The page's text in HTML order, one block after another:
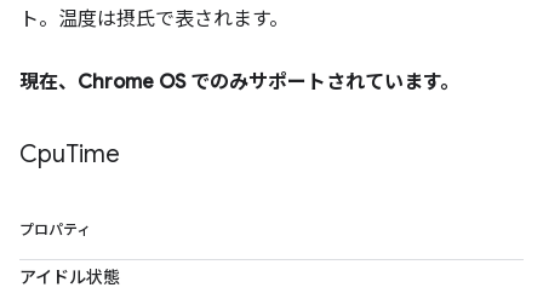
ト。温度は摂氏で表されます。
現在、Chrome OS でのみサポートされています。
CpuTime
プロパティ
アイドル状態